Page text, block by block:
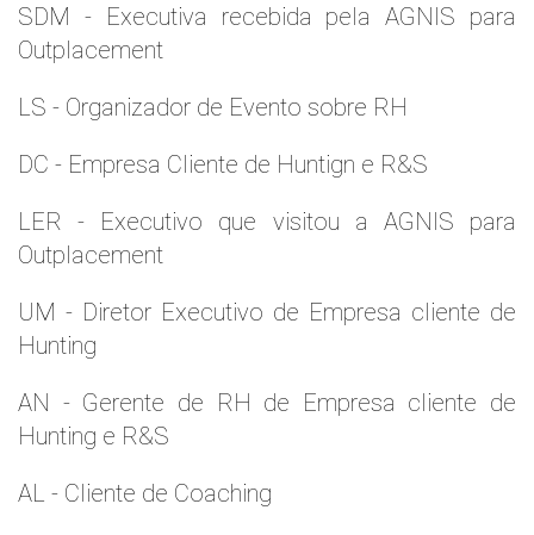
SDM - Executiva recebida pela AGNIS para
Outplacement
LS - Organizador de Evento sobre RH
DC - Empresa Cliente de Huntign e R&S
LER - Executivo que visitou a AGNIS para
Outplacement
UM - Diretor Executivo de Empresa cliente de
Hunting
AN - Gerente de RH de Empresa cliente de
Hunting e R&S
AL - Cliente de Coaching